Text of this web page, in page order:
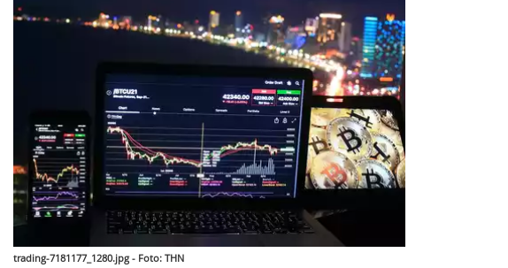
trading-7181177_1280.jpg - Foto: THN